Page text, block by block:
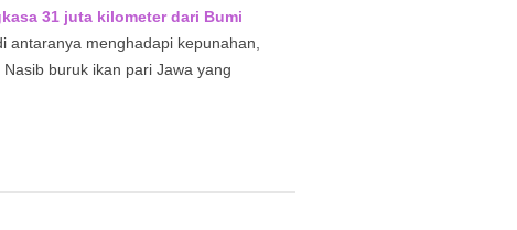
31 juta kilometer dari Bumi
menghadapi kepunahan,
buruk ikan pari Jawa yang